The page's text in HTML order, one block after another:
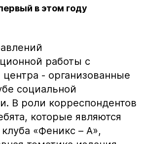
в этом году
работы с
- организованные
социальной
В роли корреспондентов
которые являются
«Феникс – А»,